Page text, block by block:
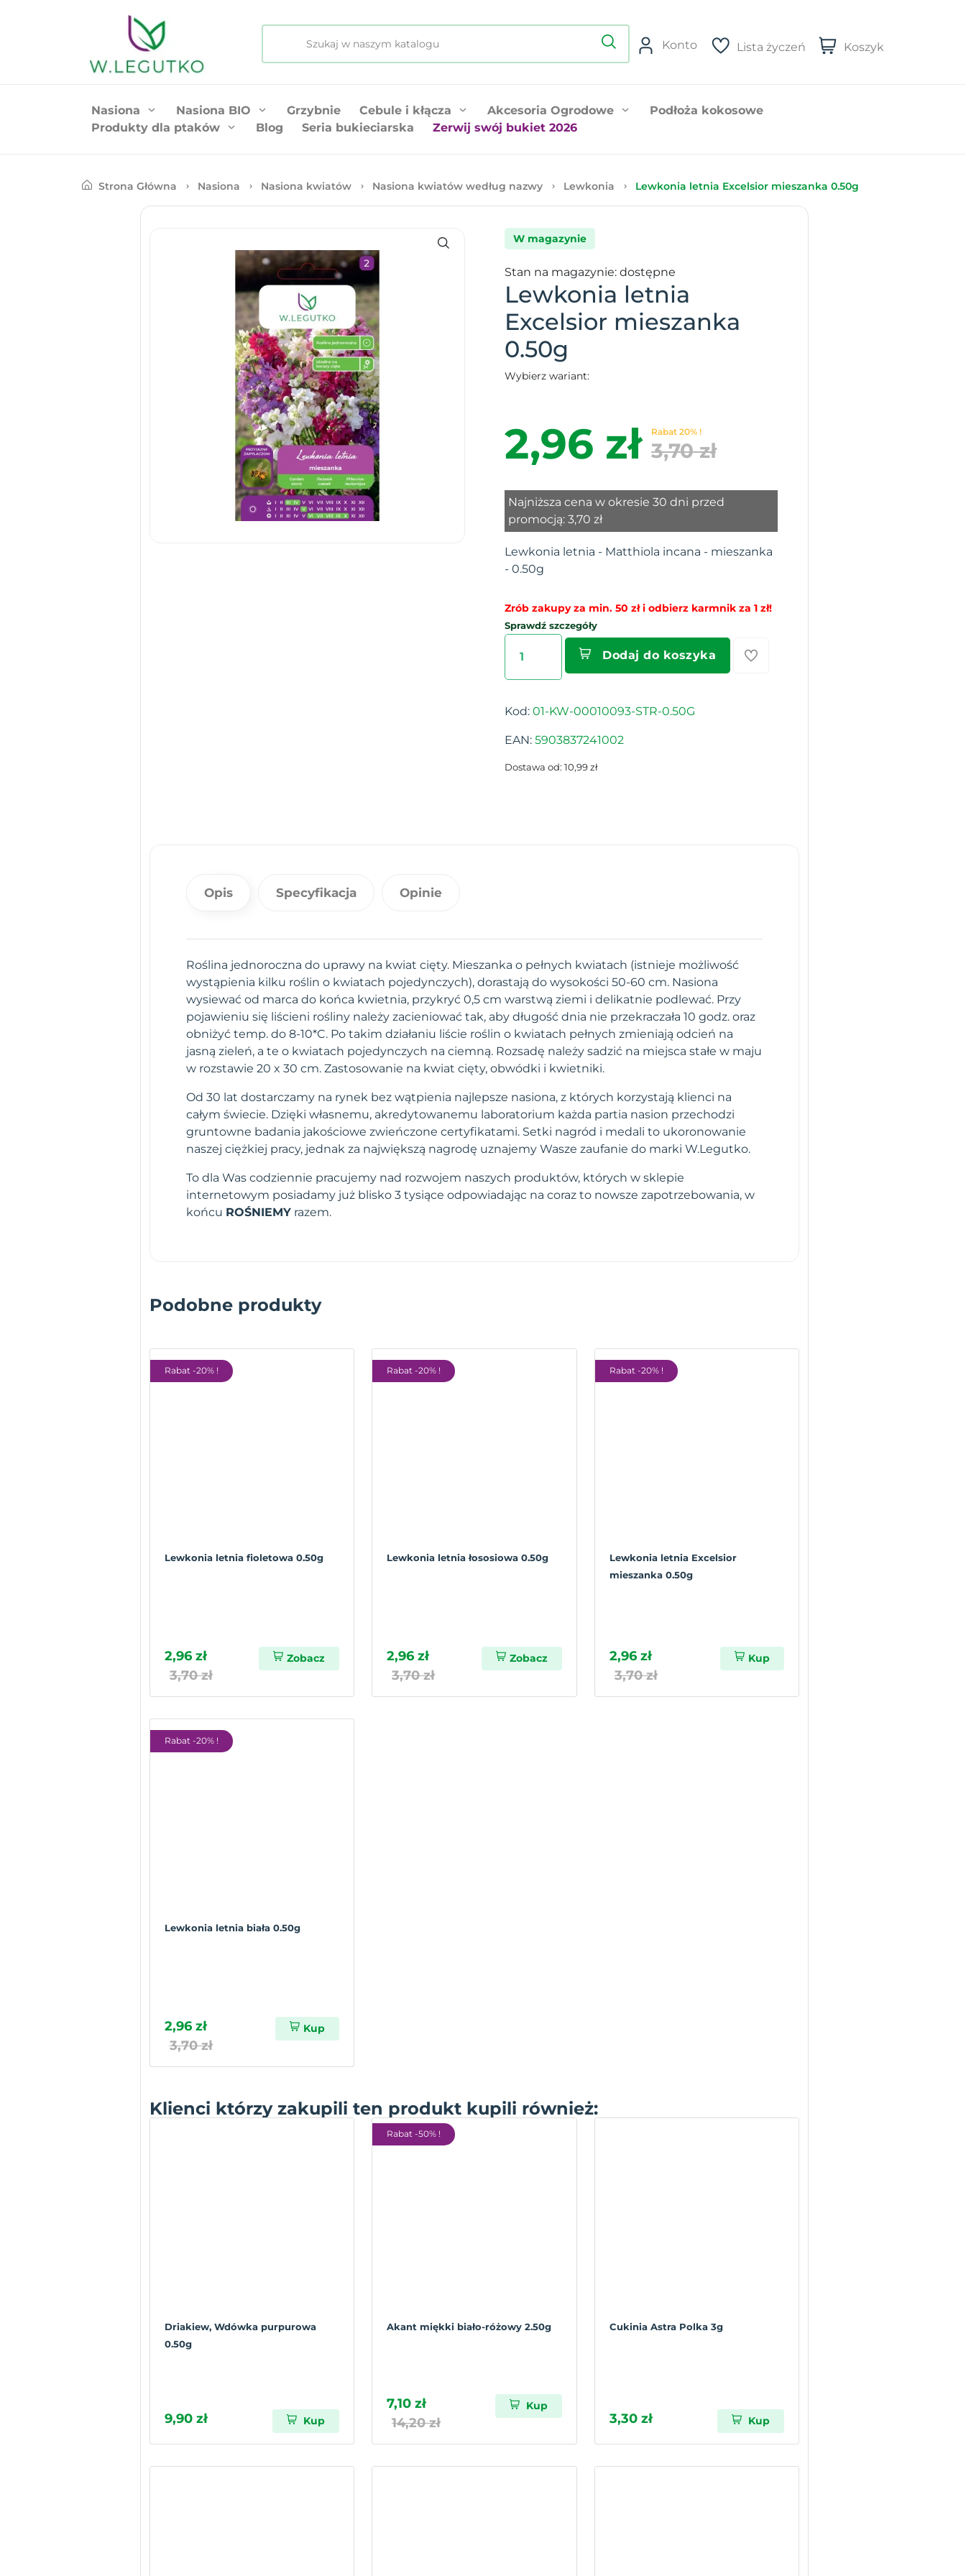
Konto Lista życzeń Koszyk
Nasiona Nasiona BIO Grzybnie Cebule i kłącza Akcesoria Ogrodowe
Podłoża kokosowe
Produkty dla ptaków
Blog Seria bukieciarska Zerwij swój bukiet 2026
Strona Główna Nasiona Nasiona kwiatów Nasiona kwiatów według nazwy Lewkonia Lewkonia letnia Excelsior mieszanka 0.50g
W magazynie
Stan na magazynie: dostępne
Lewkonia letnia
Excelsior mieszanka
0.50g
Wybierz wariant:
2,96 zł Rabat 20% !
3,70 zł
Najniższa cena w okresie 30 dni przed
promocją: 3,70 zł
Lewkonia letnia - Matthiola incana - mieszanka
- 0.50g
Zrób zakupy za min. 50 zł i odbierz karmnik za 1 zł!
Sprawdź szczegóły
Dodaj do koszyka
Kod: 01-KW-00010093-STR-0.50G
EAN: 5903837241002
Dostawa od: 10,99 zł
Opis Specyfikacja Opinie
Roślina jednoroczna do uprawy na kwiat cięty. Mieszanka o pełnych kwiatach (istnieje możliwość
wystąpienia kilku roślin o kwiatach pojedynczych), dorastają do wysokości 50-60 cm. Nasiona
wysiewać od marca do końca kwietnia, przykryć 0,5 cm warstwą ziemi i delikatnie podlewać. Przy
pojawieniu się liścieni rośliny należy zacieniować tak, aby długość dnia nie przekraczała 10 godz. oraz
obniżyć temp. do 8-10*C. Po takim działaniu liście roślin o kwiatach pełnych zmieniają odcień na
jasną zieleń, a te o kwiatach pojedynczych na ciemną. Rozsadę należy sadzić na miejsca stałe w maju
w rozstawie 20 x 30 cm. Zastosowanie na kwiat cięty, obwódki i kwietniki.
Od 30 lat dostarczamy na rynek bez wątpienia najlepsze nasiona, z których korzystają klienci na
całym świecie. Dzięki własnemu, akredytowanemu laboratorium każda partia nasion przechodzi
gruntowne badania jakościowe zwieńczone certyfikatami. Setki nagród i medali to ukoronowanie
naszej ciężkiej pracy, jednak za największą nagrodę uznajemy Wasze zaufanie do marki W.Legutko.
To dla Was codziennie pracujemy nad rozwojem naszych produktów, których w sklepie
internetowym posiadamy już blisko 3 tysiące odpowiadając na coraz to nowsze zapotrzebowania, w
końcu ROŚNIEMY razem.
Podobne produkty
Rabat -20% !
Lewkonia letnia fioletowa 0.50g
2,96 zł
3,70 zł
Zobacz
Rabat -20% !
Lewkonia letnia łososiowa 0.50g
2,96 zł
3,70 zł
Zobacz
Rabat -20% !
Lewkonia letnia Excelsior
mieszanka 0.50g
2,96 zł
3,70 zł
Kup
Rabat -20% !
Lewkonia letnia biała 0.50g
2,96 zł
3,70 zł
Kup
Klienci którzy zakupili ten produkt kupili również:
Driakiew, Wdówka purpurowa
0.50g
9,90 zł Kup
Rabat -50% !
Akant miękki biało-różowy 2.50g
7,10 zł
14,20 zł
Kup
Cukinia Astra Polka 3g
3,30 zł Kup